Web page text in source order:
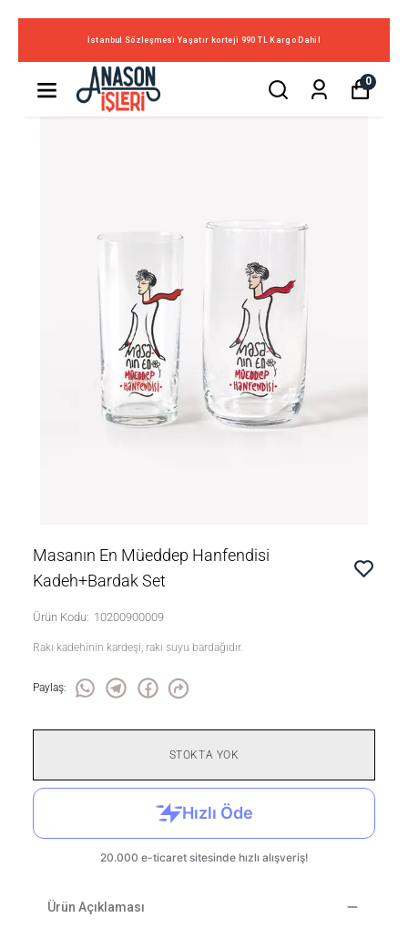
İstanbul Sözleşmesi Yaşatır korteji 990 TL Kargo Dahil
0
Masanın En Müeddep Hanfendisi
Kadeh+Bardak Set
Ürün Kodu: 10200900009
Rakı kadehinin kardeşi, rakı suyu bardağıdır.
Paylaş:
STOKTA YOK
Ürün Açıklaması